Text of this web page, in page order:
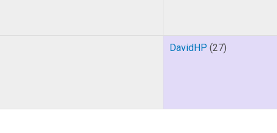
DavidHP (27)